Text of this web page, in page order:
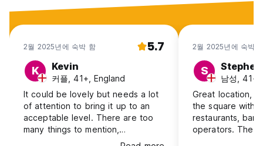
2월 2025년에 숙박 함 5.7
K Kevin
커플, 41+, England
It could be lovely but needs a lot
of attention to bring it up to an
acceptable level. There are too
many things to mention,
everything feels past its best and
2월 2025년에 숙박
S Stephen
남성, 41+,
Great location,
the square with
restaurants,
operators. The only hiccup was